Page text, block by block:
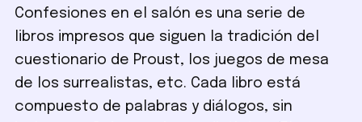
Confesiones en el salón es una serie de
libros impresos que siguen la tradición del
cuestionario de Proust, los juegos de mesa
de los surrealistas, etc. Cada libro está
compuesto de palabras y diálogos, sin